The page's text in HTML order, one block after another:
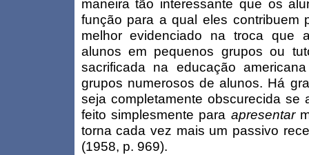
maneira tão interessante que os
função para a qual eles contribuem
melhor evidenciado na troca que
alunos em pequenos grupos ou
sacrificada na educação
grupos numerosos de alunos. Há
seja completamente obscurecida se
feito simplesmente para apresentar
torna cada vez mais um passivo
(1958, p. 969).